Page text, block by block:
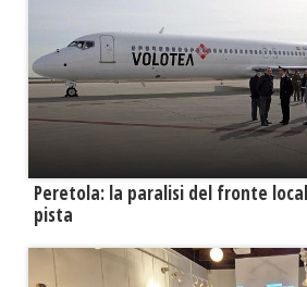
Peretola: la paralisi del fronte
pista